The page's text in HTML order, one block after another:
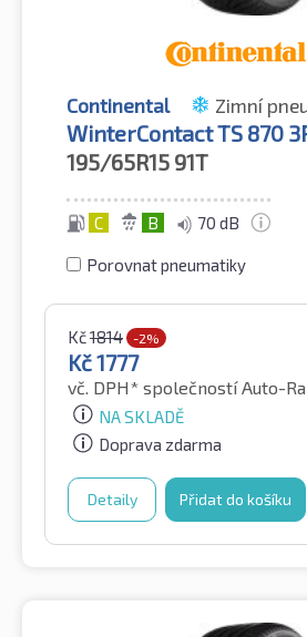
Continental Zimní
WinterContact TS 870
195/65R15 91T
C B 70 dB
Porovnat pneumatiky
Kč1814 -2%
Kč1777
vč. DPH* společností Auto-
NA SKLADĚ
Doprava zdarma
Detaily Přidat do košíku